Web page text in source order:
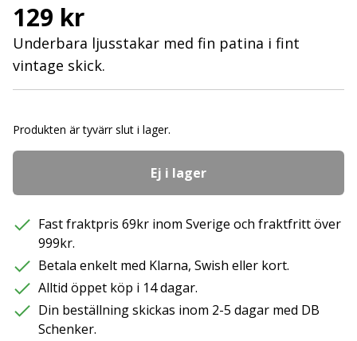
129 kr
Underbara ljusstakar med fin patina i fint
vintage skick.
Produkten är tyvärr slut i lager.
Ej i lager
Fast fraktpris 69kr inom Sverige och fraktfritt över
999kr.
Betala enkelt med Klarna, Swish eller kort.
Alltid öppet köp i 14 dagar.
Din beställning skickas inom 2-5 dagar med DB
Schenker.